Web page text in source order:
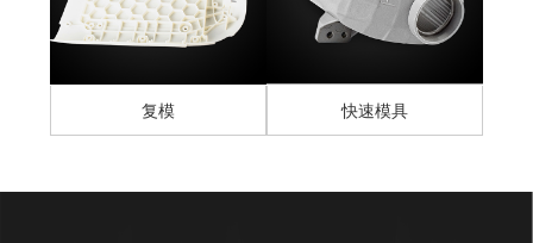
复模 快速模具